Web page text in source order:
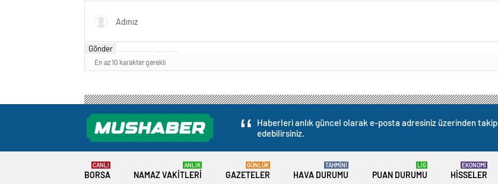
Gönder
En az 10 karakter gerekli
Haberleri anlık güncel olarak e-posta adresiniz üzerinden takip
edebilirsiniz.
BORSA
CANLI
NAMAZ VAKITLERI
ANLIK
GAZETELER
GÜNLÜK
HAVA DURUMU
TAHMİNİ
PUAN DURUMU
LİG
HISSELER
EKONOMİ